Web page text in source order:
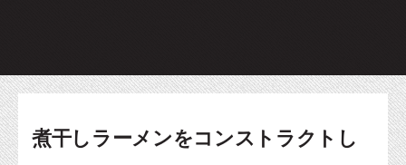
煮干しラーメンをコンストラクトし